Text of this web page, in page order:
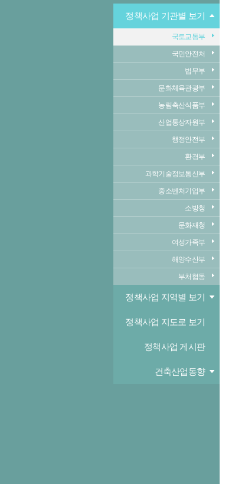
정책사업 기관별 보기
국토교통부
국민안전처
법무부
문화체육관광부
농림축산식품부
산업통상자원부
행정안전부
환경부
과학기술정보통신부
중소벤처기업부
소방청
문화재청
여성가족부
해양수산부
부처협동
정책사업 지역별 보기
정책사업 지도로 보기
정책사업 게시판
건축산업동향